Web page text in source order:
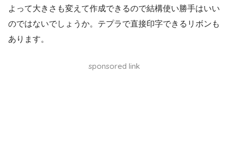
よって大きさも変えて作成できるので結構使い勝手はいい
のではないでしょうか。テプラで直接印字できるリボンも
あります。
sponsored link